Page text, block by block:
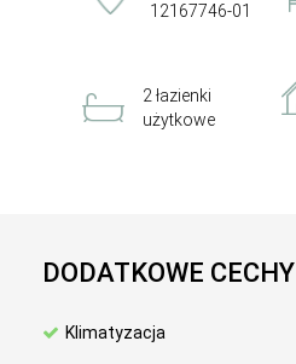
12167746-01
2 łazienki
użytkowe
DODATKOWE CECHY
Klimatyzacja